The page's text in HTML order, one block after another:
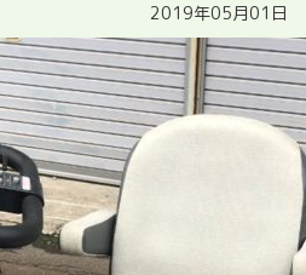
2019年05月01日